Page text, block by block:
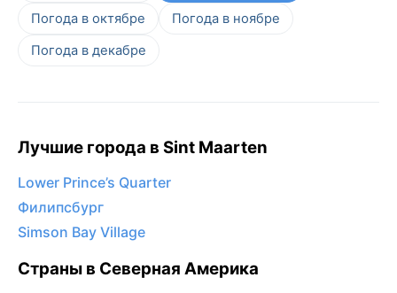
Погода в октябре
Погода в ноябре
Погода в декабре
Лучшие города в Sint Maarten
Lower Prince’s Quarter
Филипсбург
Simson Bay Village
Страны в Северная Америка